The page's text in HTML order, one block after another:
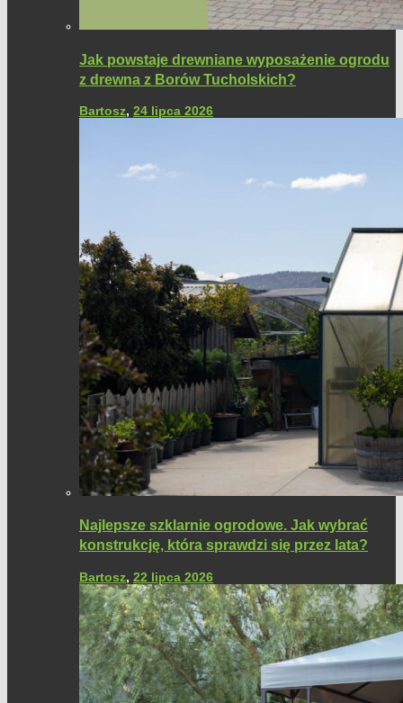
Jak powstaje drewniane wyposażenie ogrodu
z drewna z Borów Tucholskich?
Bartosz, 24 lipca 2026
Najlepsze szklarnie ogrodowe. Jak wybrać
konstrukcję, która sprawdzi się przez lata?
Bartosz, 22 lipca 2026